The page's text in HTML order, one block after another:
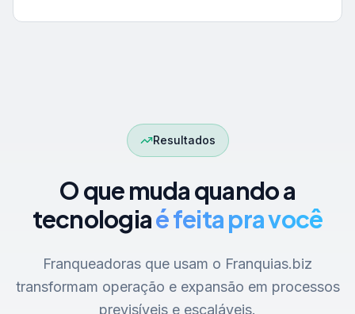
Resultados
O que muda quando a
tecnologiaé feita pra você
Franqueadoras que usam o Franquias.biz
transformam operação e expansão em processos
previsíveis e escaláveis.